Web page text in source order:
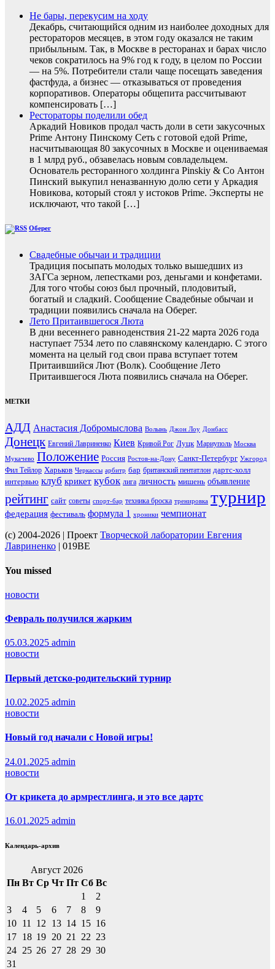
Не бары, перекусим на ходу
Декабрь, считающийся одним из наиболее доходных для
рестораторов месяцев, в этом году оказался не таким
прибыльным. Так, в Москве в ресторанах и барах число
чеков сократилось на 9% год к году, в целом по России
— на 5%. Потребители стали чаще посещать заведения
фастфуда, а бизнес — отказываться от проведения
корпоративов. Операторы общепита рассчитывают
компенсировать […]
Рестораторы поделили обед
Аркадий Новиков продал часть доли в сети закусочных
Prime Антону Пинскому Сеть с готовой едой Prime,
насчитывающая 80 закусочных в Москве и оцениваемая
в 1 млрд руб., обзавелась новым совладельцем.
Основатель ресторанного холдинга Pinskiy & Co Антон
Пинский выкупил неназванную долю сети у Аркадия
Новикова, который стоял у истоков Prime. Эксперты не
исключают, что такой […]
Оберег
Свадебные обычаи и традиции
Традиция посыпать молодых только вышедших из
ЗАГСа зерном, лепестками роз, деньгами и конфетами.
Для того чтобы союз был прочный, плодовитый,
богатый и сладкий. Сообщение Свадебные обычаи и
традиции появились сначала на Оберег.
Лето Притаившегося Люта
В дни весеннего равноденствия 21-22 марта 2026 года
наступает 7534 лето по славянскому календарю. С этого
момента на целый год свои права вступает тотем
Притаившийся Лют (Волк). Сообщение Лето
Притаившегося Люта появились сначала на Оберег.
МЕТКИ
АДД Анастасия Добромыслова Волынь Джон Лоу Донбасс
Донецк Евгений Лавриненко Киев Кривой Рог Луцк Мариуполь Москва
Мукачево Положение Россия Ростов-на-Дону Санкт-Петербург Ужгород
Фил Тейлор Харьков Черкассы арбитр бар британский пентатлон дартс-холл
интервью клуб крикет кубок лига личность мишень объявление
рейтинг сайт советы спорт-бар техника броска тренировка турнир
федерация фестиваль формула 1 хроники чемпионат
(c) 2004-2026 | Проект Творческой лаборатории Евгения
Лавриненко | 019BE
You missed
новости
Февраль получился жарким
05.03.2025 admin
новости
Первый детско-родительский турнир
10.02.2025 admin
новости
Новый год начали с Новой игры!
24.01.2025 admin
новости
От крикета до армрестлинга, и это все дартс
16.01.2025 admin
Календарь-архив
Август 2026
Пн Вт Ср Чт Пт Сб Вс
1
2
3
4 5 6 7 8
9
10 11 12 13 14 15 16
17 18 19 20 21 22 23
24 25 26 27 28 29 30
31